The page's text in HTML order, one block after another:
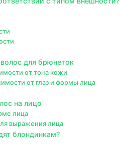
для брюнеток
от тона кожи
от глаз и формы лица
на лицо
лица
выражения лица
блондинкам?